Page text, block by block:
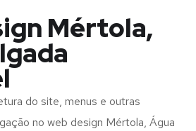
Mértola,
do site, menus e outras
no web design Mértola, Água